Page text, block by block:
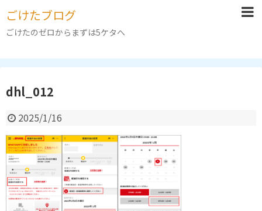
ごけたブログ
ごけたのゼロからまずは5ケタへ
dhl_012
2025/1/16